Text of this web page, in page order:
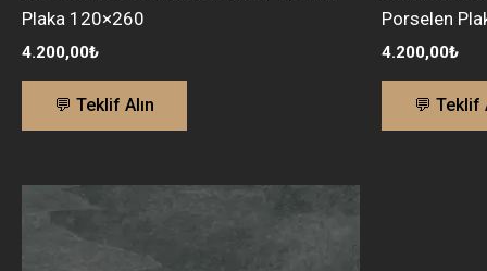
Plaka 120×260
4.200,00₺
💬 Teklif Alın
Porselen
4.200,00₺
💬 Teklif